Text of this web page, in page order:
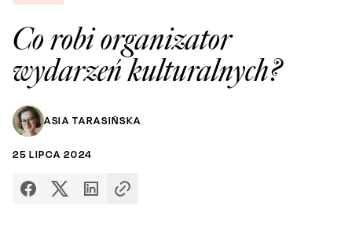
Co robi organizator
wydarzeń kulturalnych?
ASIA TARASIŃSKA
25 LIPCA 2024